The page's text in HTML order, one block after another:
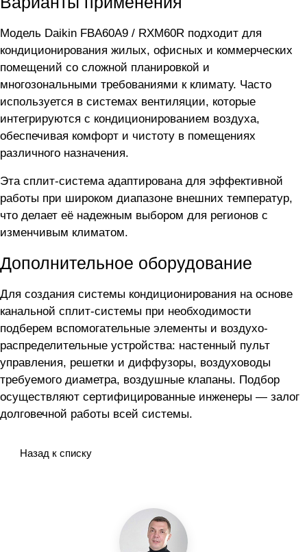
Модель Daikin FBA60A9 / RXM60R подходит для
кондиционирования жилых, офисных и коммерческих
помещений со сложной планировкой и
многозональными требованиями к климату. Часто
используется в системах вентиляции, которые
интегрируются с кондиционированием воздуха,
обеспечивая комфорт и чистоту в помещениях
различного назначения.
Эта сплит-система адаптирована для эффективной
работы при широком диапазоне внешних температур,
что делает её надежным выбором для регионов с
изменчивым климатом.
Дополнительное оборудование
Для создания системы кондиционирования на основе
канальной сплит-системы при необходимости
подберем вспомогательные элементы и воздухо-
распределительные устройства: настенный пульт
управления, решетки и диффузоры, воздуховоды
требуемого диаметра, воздушные клапаны. Подбор
осуществляют сертифицированные инженеры — залог
долговечной работы всей системы.
Назад к списку